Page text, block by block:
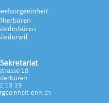
18
13 19
onn.ch